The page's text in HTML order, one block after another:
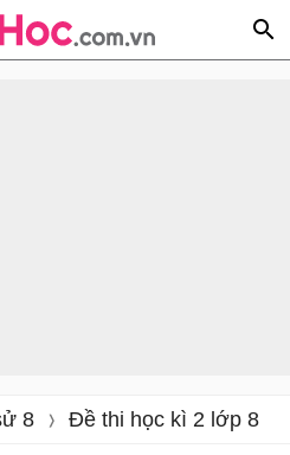
8 Đề thi học kì 2 lớp 8